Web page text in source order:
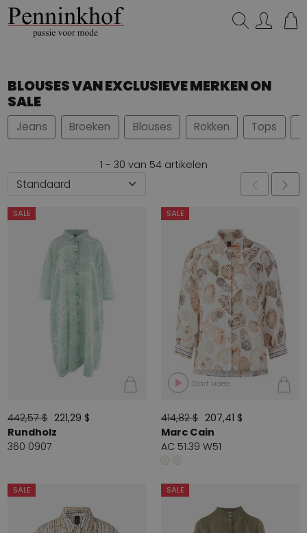
BLOUSES VAN EXCLUSIEVE MERKEN ON
SALE
Jeans Broeken Blouses Rokken Tops
1 - 30 van 54 artikelen
SALE
442,57 $ 221,29 $
Rundholz
360 0907
SALE
Start video
414,82 $ 207,41 $
Marc Cain
AC 51.39 W51
SALE SALE